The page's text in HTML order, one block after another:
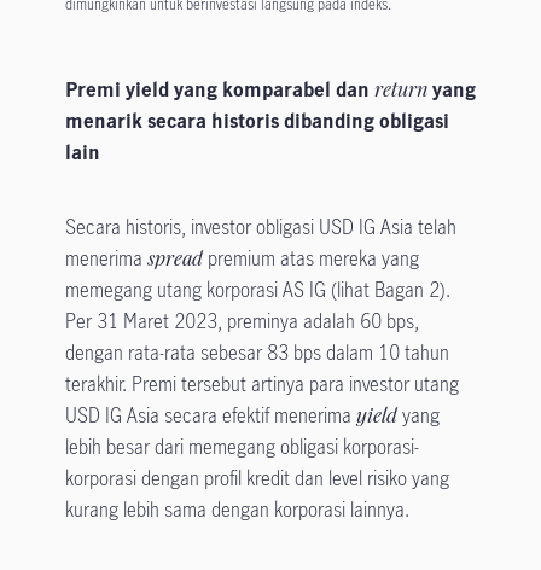
dimungkinkan untuk berinvestasi langsung pada indeks.
Premi yield yang komparabel dan returnyang
menarik secara historis dibanding obligasi
lain
Secara historis, investor obligasi USD IG Asia telah
menerima spreadpremium atas mereka yang
memegang utang korporasi AS IG (lihat Bagan 2).
Per 31 Maret 2023, preminya adalah 60 bps,
dengan rata-rata sebesar 83 bps dalam 10 tahun
terakhir. Premi tersebut artinya para investor utang
USD IG Asia secara efektif menerima yieldyang
lebih besar dari memegang obligasi korporasi-
korporasi dengan profil kredit dan level risiko yang
kurang lebih sama dengan korporasi lainnya.